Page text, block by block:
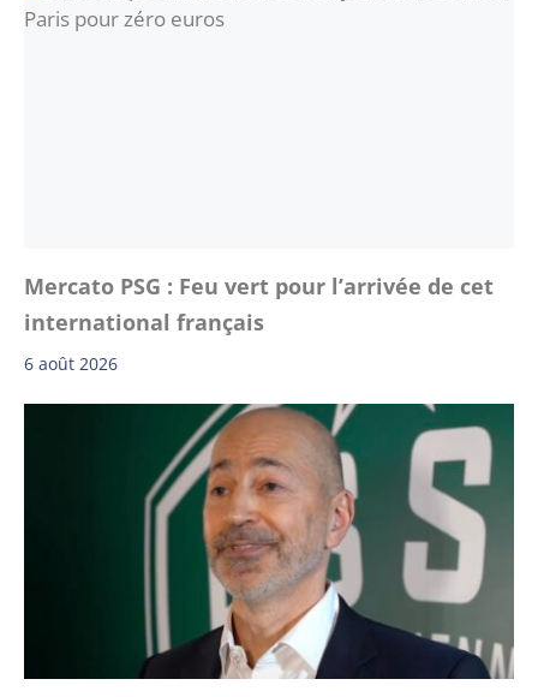
Mercato PSG : Feu vert pour l’arrivée de cet
international français
6 août 2026